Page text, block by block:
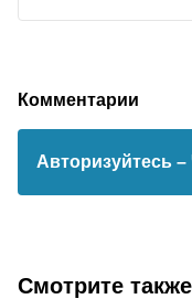
Комментарии
Авторизуйтесь –
Смотрите также